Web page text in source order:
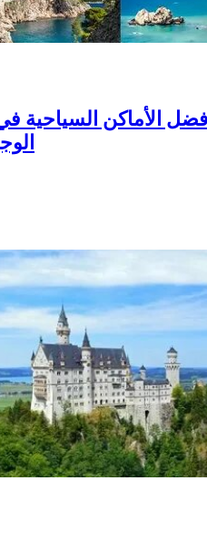
الأماكن السياحية